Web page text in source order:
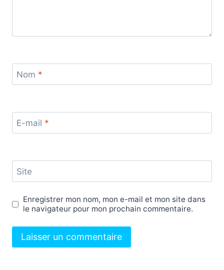
Nom *
E-mail *
Site
Enregistrer mon nom, mon e-mail et mon site dans
le navigateur pour mon prochain commentaire.